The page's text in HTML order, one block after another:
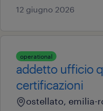
12 giugno 2026
operational
addetto ufficio
certificazioni
ostellato, emilia-